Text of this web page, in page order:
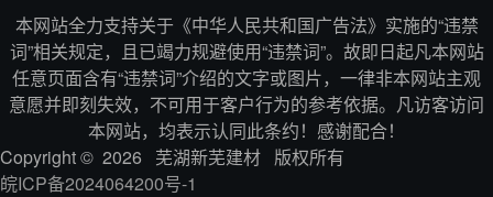
本网站全力支持关于《中华人民共和国广告法》实施的“违禁
词”相关规定，且已竭力规避使用“违禁词”。故即日起凡本网站
任意页面含有“违禁词”介绍的文字或图片，一律非本网站主观
意愿并即刻失效，不可用于客户行为的参考依据。凡访客访问
本网站，均表示认同此条约！感谢配合！
Copyright © 2026 芜湖新芜建材 版权所有
皖ICP备2024064200号-1